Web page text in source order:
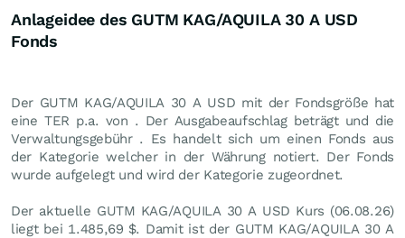
Anlageidee des GUTM KAG/AQUILA 30 A USD
Fonds
Der GUTM KAG/AQUILA 30 A USD mit der Fondsgröße hat
eine TER p.a. von . Der Ausgabeaufschlag beträgt und die
Verwaltungsgebühr . Es handelt sich um einen Fonds aus
der Kategorie welcher in der Währung notiert. Der Fonds
wurde aufgelegt und wird der Kategorie zugeordnet.
Der aktuelle GUTM KAG/AQUILA 30 A USD Kurs (06.08.26)
liegt bei 1.485,69 $. Damit ist der GUTM KAG/AQUILA 30 A